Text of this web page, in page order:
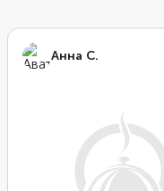
Анна С.